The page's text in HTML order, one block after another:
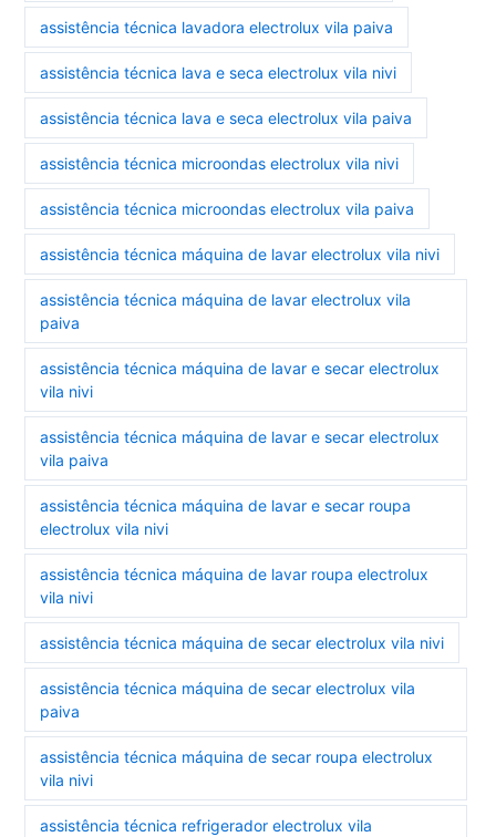
assistência técnica lavadora electrolux vila paiva
assistência técnica lava e seca electrolux vila nivi
assistência técnica lava e seca electrolux vila paiva
assistência técnica microondas electrolux vila nivi
assistência técnica microondas electrolux vila paiva
assistência técnica máquina de lavar electrolux vila nivi
assistência técnica máquina de lavar electrolux vila
paiva
assistência técnica máquina de lavar e secar electrolux
vila nivi
assistência técnica máquina de lavar e secar electrolux
vila paiva
assistência técnica máquina de lavar e secar roupa
electrolux vila nivi
assistência técnica máquina de lavar roupa electrolux
vila nivi
assistência técnica máquina de secar electrolux vila nivi
assistência técnica máquina de secar electrolux vila
paiva
assistência técnica máquina de secar roupa electrolux
vila nivi
assistência técnica refrigerador electrolux vila